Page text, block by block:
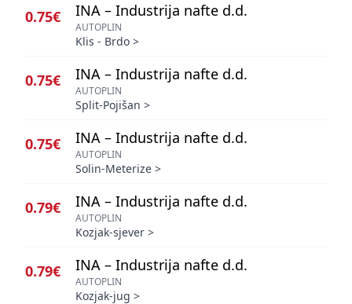
0.75€ INA – Industrija nafte d.d.
AUTOPLIN
Klis - Brdo >
0.75€ INA – Industrija nafte d.d.
AUTOPLIN
Split-Pojišan >
0.75€ INA – Industrija nafte d.d.
AUTOPLIN
Solin-Meterize >
0.79€ INA – Industrija nafte d.d.
AUTOPLIN
Kozjak-sjever >
0.79€ INA – Industrija nafte d.d.
AUTOPLIN
Kozjak-jug >